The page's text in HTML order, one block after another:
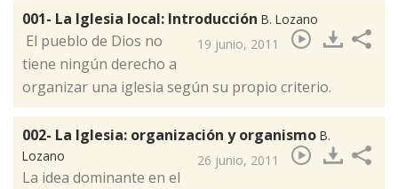
001- La Iglesia local: Introducción B. Lozano
19 junio, 2011
​ El pueblo de Dios no
tiene ningún derecho a
organizar una iglesia según su propio criterio.
002- La Iglesia: organización y organismo B.
Lozano
26 junio, 2011
La idea dominante en el